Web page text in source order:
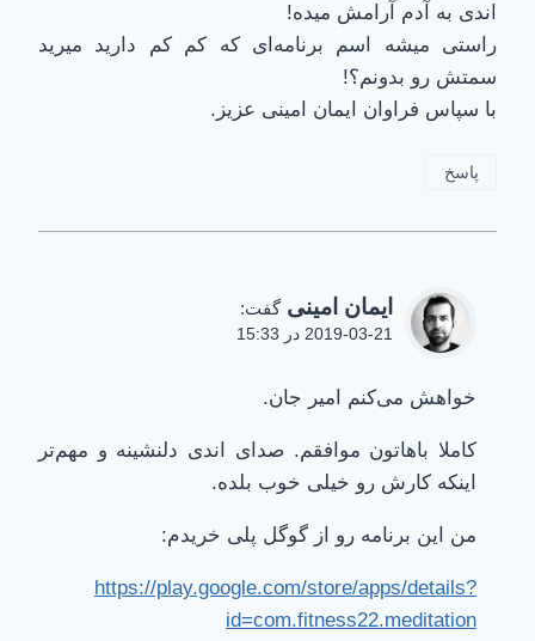
اندی به آدم آرامش میده!
راستی میشه اسم برنامه‌ای که کم کم دارید میرید
سمتش رو بدونم؟!
با سپاس فراوان ایمان امینی عزیز.
پاسخ
ایمان امینی گفت:
2019-03-21 در 15:33
خواهش می‌کنم امیر جان.
کاملا باهاتون موافقم. صدای اندی دلنشینه و مهم‌تر
اینکه کارش رو خیلی خوب بلده.
من این برنامه رو از گوگل پلی خریدم:
https://play.google.com/store/apps/details?
id=com.fitness22.meditation